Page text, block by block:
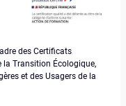
des Certificats
la Transition Écologique,
et des Usagers de la